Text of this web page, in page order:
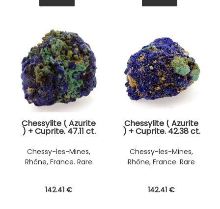
Chessylite ( Azurite
) + Cuprite. 47.11 ct.
Chessy-les-Mines,
Rhône, France. Rare
142.41 €
Chessylite ( Azurite
) + Cuprite. 42.38 ct.
Chessy-les-Mines,
Rhône, France. Rare
142.41 €